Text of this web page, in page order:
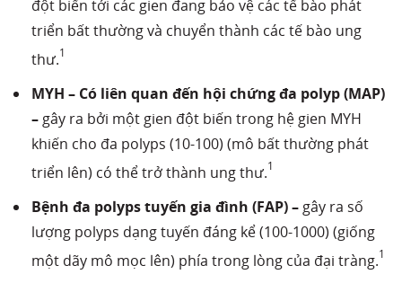
đột biến tới các gien đang bảo vệ các tế bào phát
triển bất thường và chuyển thành các tế bào ung
thư.1
MYH – Có liên quan đến hội chứng đa polyp (MAP)
– gây ra bởi một gien đột biến trong hệ gien MYH
khiến cho đa polyps (10-100) (mô bất thường phát
triển lên) có thể trở thành ung thư.1
Bệnh đa polyps tuyến gia đình (FAP) –gây ra số
lượng polyps dạng tuyến đáng kể (100-1000) (giống
một dãy mô mọc lên) phía trong lòng của đại tràng.1